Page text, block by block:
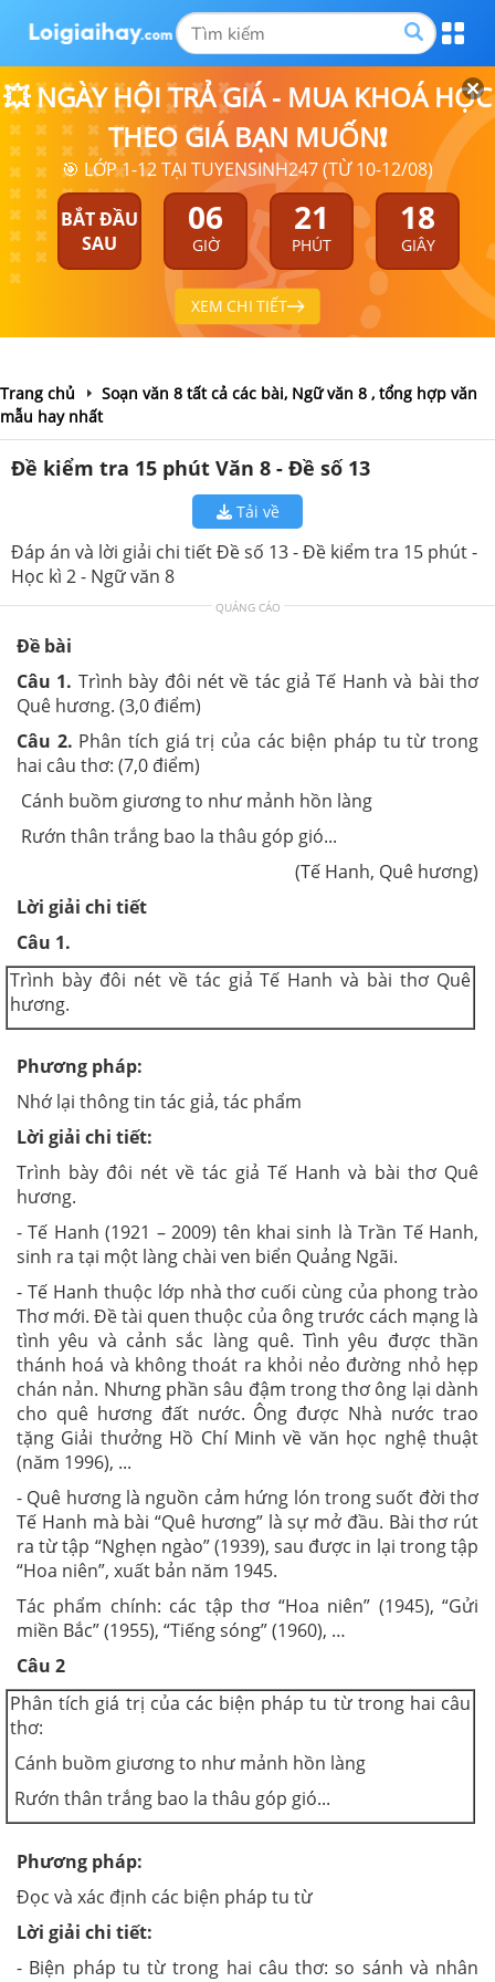
💥 NGÀY HỘI TRẢ GIÁ - MUA KHOÁ HỌC
THEO GIÁ BẠN MUỐN❗
🎯 LỚP 1-12 TẠI TUYENSINH247 (TỪ 10-12/08)
BẮT ĐẦU
SAU
06
GIỜ
21
PHÚT
18
GIÂY
XEM CHI TIẾT
Trang chủ
Soạn văn 8 tất cả các bài, Ngữ văn 8 , tổng hợp văn
mẫu hay nhất
Đề kiểm tra 15 phút Văn 8 - Đề số 13
Tải về
Đáp án và lời giải chi tiết Đề số 13 - Đề kiểm tra 15 phút -
Học kì 2 - Ngữ văn 8
QUẢNG CÁO
Đề bài
Câu 1. Trình bày đôi nét về tác giả Tế Hanh và bài thơ
Quê hương. (3,0 điểm)
Câu 2. Phân tích giá trị của các biện pháp tu từ trong
hai câu thơ: (7,0 điểm)
Cánh buồm giương to như mảnh hồn làng
Rướn thân trắng bao la thâu góp gió...
(Tế Hanh, Quê hương)
Lời giải chi tiết
Câu 1.
Trình bày đôi nét về tác giả Tế Hanh và bài thơ Quê
hương.
Phương pháp:
Nhớ lại thông tin tác giả, tác phẩm
Lời giải chi tiết:
Trình bày đôi nét về tác giả Tế Hanh và bài thơ Quê
hương.
- Tế Hanh (1921 – 2009) tên khai sinh là Trần Tế Hanh,
sinh ra tại một làng chài ven biển Quảng Ngãi.
- Tế Hanh thuộc lớp nhà thơ cuối cùng của phong trào
Thơ mới. Đề tài quen thuộc của ông trước cách mạng là
tình yêu và cảnh sắc làng quê. Tình yêu được thần
thánh hoá và không thoát ra khỏi nẻo đường nhỏ hẹp
chán nản. Nhưng phần sâu đậm trong thơ ông lại dành
cho quê hương đất nước. Ông được Nhà nước trao
tặng Giải thưởng Hồ Chí Minh về văn học nghệ thuật
(năm 1996), ...
- Quê hương là nguồn cảm hứng lón trong suốt đời thơ
Tế Hanh mà bài “Quê hương” là sự mở đầu. Bài thơ rút
ra từ tập “Nghẹn ngào” (1939), sau được in lại trong tập
“Hoa niên”, xuất bản năm 1945.
Tác phẩm chính: các tập thơ “Hoa niên” (1945), “Gửi
miền Bắc” (1955), “Tiếng sóng” (1960), …
Câu 2
Phân tích giá trị của các biện pháp tu từ trong hai câu
thơ:
Cánh buồm giương to như mảnh hồn làng
Rướn thân trắng bao la thâu góp gió...
Phương pháp:
Đọc và xác định các biện pháp tu từ
Lời giải chi tiết:
- Biện pháp tu từ trong hai câu thơ: so sánh và nhân